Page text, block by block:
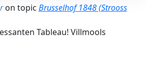
on topic Brusselhof 1848 (Strooss
Tableau! Villmools